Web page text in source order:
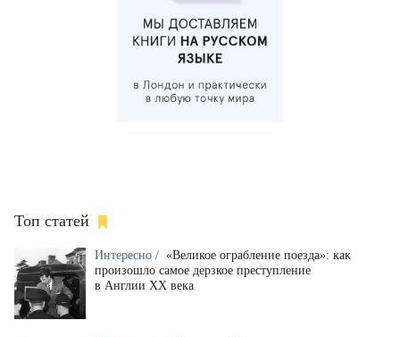
Топ статей
Интересно / «Великое ограбление поезда»: как
произошло самое дерзкое преступление
в Англии XX века